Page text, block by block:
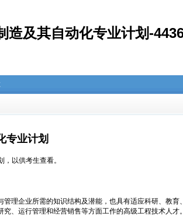
造及其自动化专业计划-
专业计划
以供考生查看。
理企业所需的知识结构及潜能，也具有适应科研、教
、运行管理和经营销售等方面工作的高级工程技术人才。